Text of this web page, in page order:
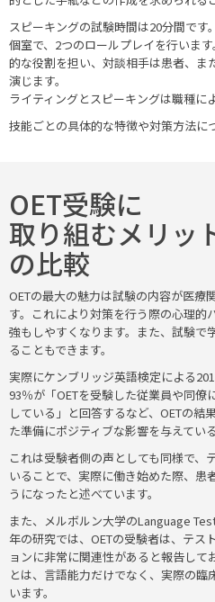
スピーキングの試験時間は20分間です。
個室で、2つのロールプレイを行いま
的な役割を担い、対談相手は患者、ま
演じます。
ライティングとスピーキングは職種に
技能ごとの具体的な特徴や対策方法に
OET受験に
取り組むメリッ
の比較
OETの最大の魅力は試験の内容が医療
す。これにより対策を行う際の心理的
強もしやすくなります。また、試験で
ることもできます。
実際にケンブリッジ英語検定による
93％が「OETを受験した従業員や同僚
している」と回答するなど、OETの結
た準備にポジティブな影響を与えてい
これは受験者側の声としても同様で、
いることで、実際に働き始めた際、患
うになったと述べています。
また、メルボルン大学のLanguage
年の研究では、OETの受験者は、テス
ョンに非常に関連性があると報告して
とは、言語能力だけでなく、実際の
います。